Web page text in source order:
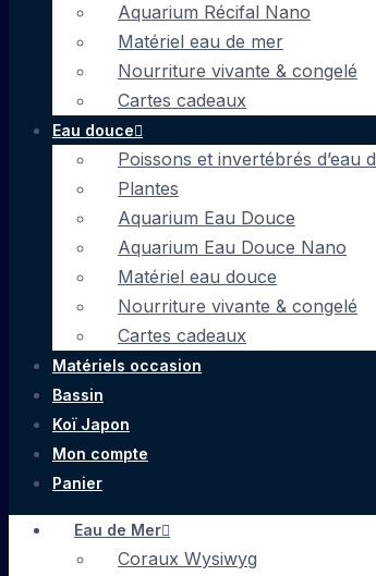
Aquarium Récifal Nano
Matériel eau de mer
Nourriture vivante & congelé
Cartes cadeaux
Eau douce
Poissons et invertébrés d’eau
Plantes
Aquarium Eau Douce
Aquarium Eau Douce Nano
Matériel eau douce
Nourriture vivante & congelé
Cartes cadeaux
Matériels occasion
Bassin
Koï Japon
Mon compte
Panier
Eau de Mer
Coraux Wysiwyg